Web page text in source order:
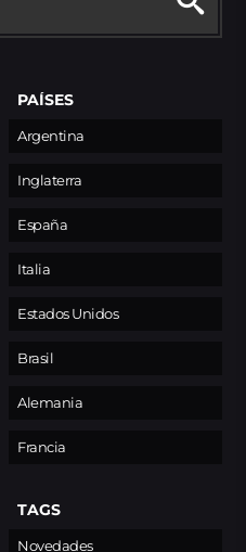
PAÍSES
Argentina
Inglaterra
España
Italia
Estados Unidos
Brasil
Alemania
Francia
TAGS
Novedades